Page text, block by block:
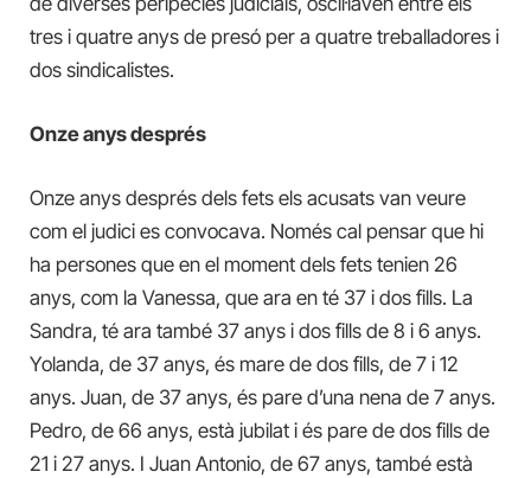
tres i quatre anys de presó per a quatre treballadores i
dos sindicalistes.
Onze anys després
Onze anys després dels fets els acusats van veure
com el judici es convocava. Només cal pensar que hi
ha persones que en el moment dels fets tenien 26
anys, com la Vanessa, que ara en té 37 i dos fills. La
Sandra, té ara també 37 anys i dos fills de 8 i 6 anys.
Yolanda, de 37 anys, és mare de dos fills, de 7 i 12
anys. Juan, de 37 anys, és pare d’una nena de 7 anys.
Pedro, de 66 anys, està jubilat i és pare de dos fills de
21 i 27 anys. I Juan Antonio, de 67 anys, també està